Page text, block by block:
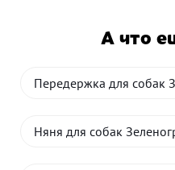
А что
Передержка для собак
Няня для собак